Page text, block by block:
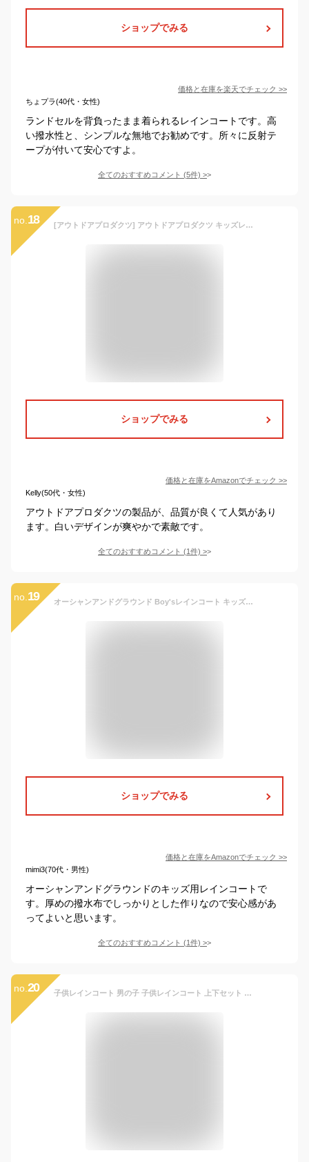
ショップでみる
価格と在庫を楽天でチェック >>
ちょプラ(40代・女性)
ランドセルを背負ったまま着られるレインコートです。高
い撥水性と、シンプルな無地でお勧めです。所々に反射テ
ープが付いて安心ですよ。
全てのおすすめコメント (5件) >
no. 18 [アウトドアプロダクツ] アウトドアプロダクツ キッズレインポンチョ シェイプ柄 男女兼用 撥水 はっ水 男の子 女の子 通学 遠足 収納袋付 130/140/150サイズ 05002282 シェイプ柄(ホワイト) 日本 130 (日本サイズ130 相当)
ショップでみる
価格と在庫をAmazonでチェック >>
Kelly(50代・女性)
アウトドアプロダクツの製品が、品質が良くて人気があり
ます。白いデザインが爽やかで素敵です。
全てのおすすめコメント (1件) >
no. 19 オーシャンアンドグラウンド Boy'sレインコート キッズ NV ネイビー Mサイズ 1714601
ショップでみる
価格と在庫をAmazonでチェック >>
mimi3(70代・男性)
オーシャンアンドグラウンドのキッズ用レインコートで
す。厚めの撥水布でしっかりとした作りなので安心感があ
ってよいと思います。
全てのおすすめコメント (1件) >
no. 20 子供レインコート 男の子 子供レインコート 上下セット アウトドア レインウェア 女の子 キッズ ジュニア 防水 軽量 子供 男女兼用 雨具